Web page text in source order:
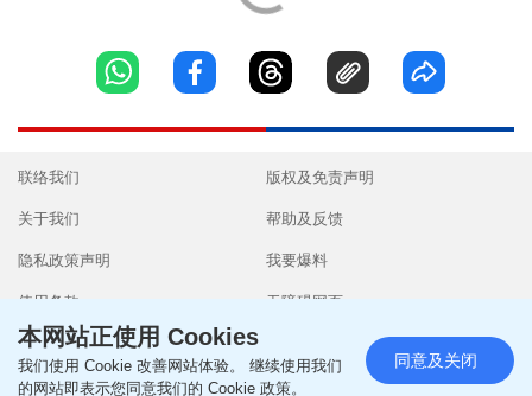
联络我们
关于我们
隐私政策声明
使用条款
版权及免责声明
帮助及反馈
我要爆料
无障碍网页
本网站正使用 Cookies
我们使用 Cookie 改善网站体验。 继续使用我们
的网站即表示您同意我们的 Cookie 政策。
同意及关闭